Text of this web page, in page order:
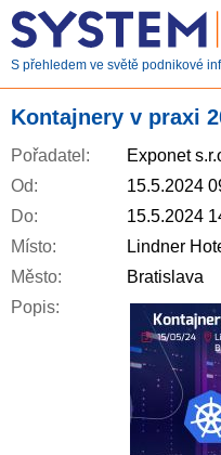
S přehledem ve světě podnikové
Kontajnery v praxi
Pořadatel:
Exponet
Od:
15.5.2024
Do:
15.5.2024
Místo:
Lindner
Město:
Bratislava
Popis: